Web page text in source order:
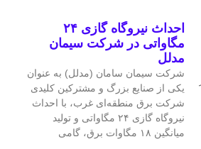
احداث نیروگاه گازی ۲۴
مگاواتی در شرکت سیمان
مدلل
شرکت سیمان سامان (مدلل) به عنوان
یکی از صنایع بزرگ و مشترکین کلیدی
شرکت برق منطقه‌ای غرب، با احداث
نیروگاه گازی ۲۴ مگاواتی و تولید
میانگین ۱۸ مگاوات برق، گامی